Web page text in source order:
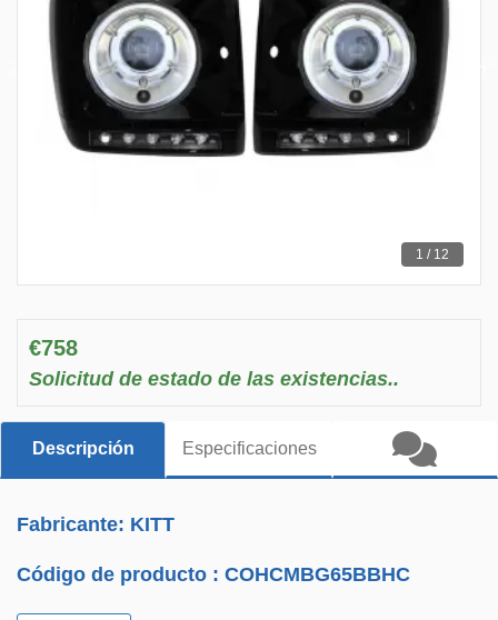
1 / 12
€758
Solicitud de estado de las existencias..
Descripción Especificaciones
Fabricante: KITT
Código de producto :COHCMBG65BBHC